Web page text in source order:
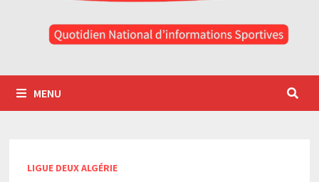
MENU
LIGUE DEUX ALGÉRIE